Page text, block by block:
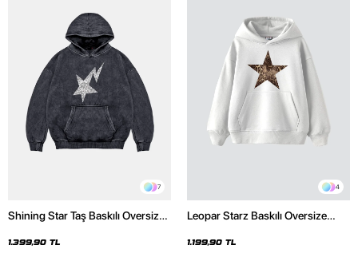
7
Shining Star Taş Baskılı Oversize
Hoodie
1.399,90 TL
4
Leopar Starz Baskılı Oversize
1.199,90 TL